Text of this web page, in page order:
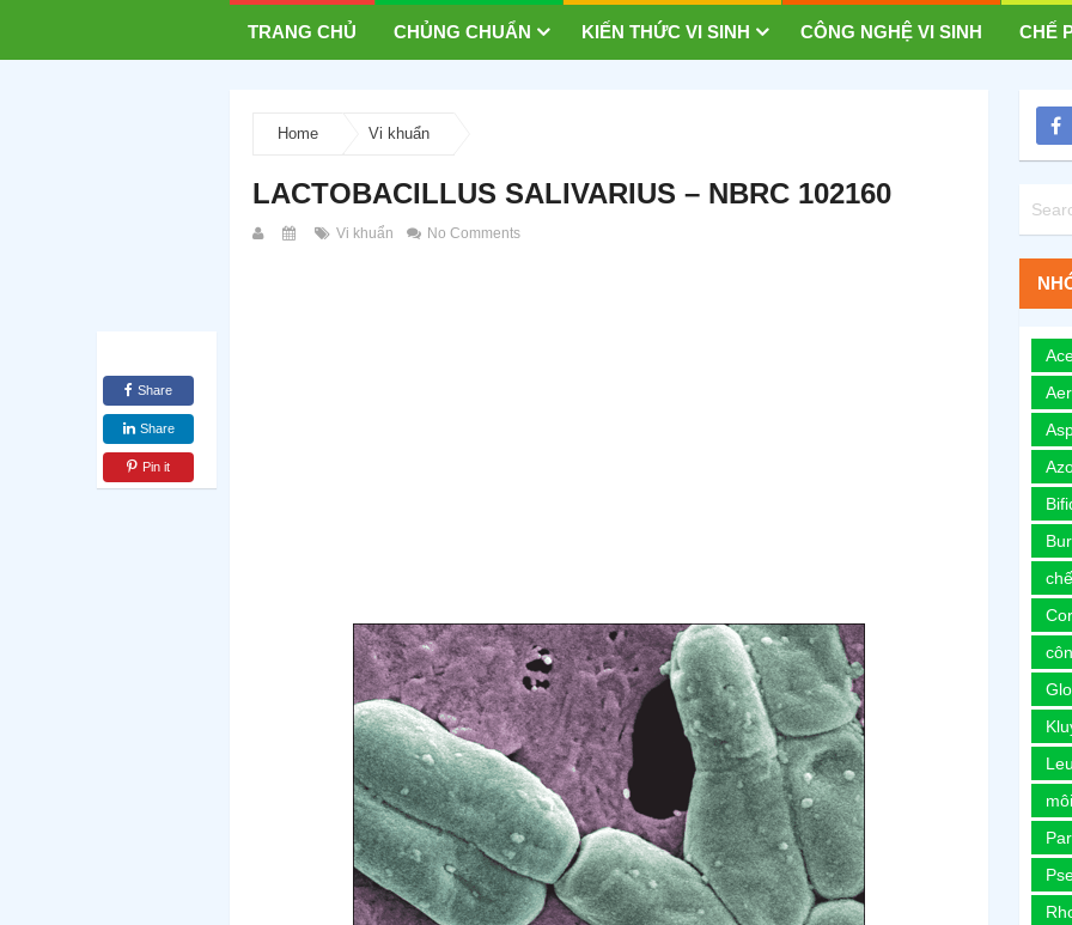
TRANG CHỦ CHỦNG CHUẨN KIẾN THỨC VI SINH CÔNG NGHỆ VI SINH CHẾ
Home Vi khuẩn
LACTOBACILLUS SALIVARIUS – NBRC 102160
Vi khuẩn No Comments
Share
Share
Pin it